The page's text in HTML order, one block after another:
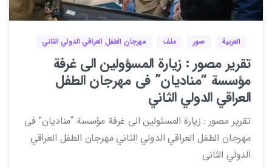
العربية صور ملف مهرجان الطفل العراقي الدولي الثاني
تقریر مصور : زيارة المسؤولين الى غرفة
مؤسسة “مناديان” فی مهرجان الطفل
العراقي الدولي الثاني
تقریر مصور : زيارة المسئولین الى غرفة مؤسسة “مناديان” فی
مهرجان الطفل العراقي الدولي الثاني مهرجان الطفل العراقي
الدولي الثانی